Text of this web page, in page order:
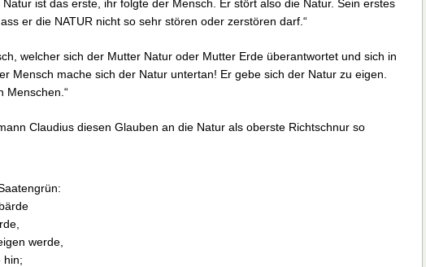
ist das erste, ihr folgte der Mensch. Er stört also die Natur. Sein erstes
er die NATUR nicht so sehr stören oder zerstören darf.“
welcher sich der Mutter Natur oder Mutter Erde überantwortet und sich in
Mensch mache sich der Natur untertan! Er gebe sich der Natur zu eigen.
Menschen.“
Claudius diesen Glauben an die Natur als oberste Richtschnur so
werde,
hin;